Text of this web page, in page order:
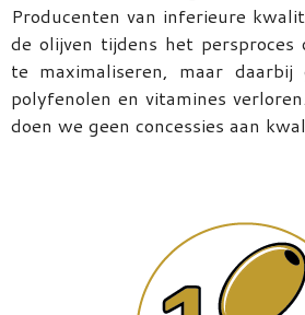
Producenten van inferieure
de olijven tijdens het
te maximaliseren, maar daarbij
polyfenolen en vitamines
doen we geen concessies aan